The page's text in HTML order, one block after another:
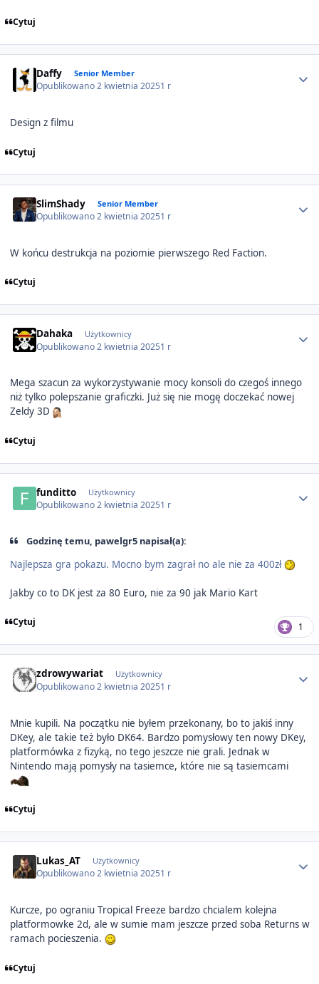
Cytuj
Daffy Senior Member
Opublikowano2 kwietnia 20251 r
Design z filmu
Cytuj
SlimShady Senior Member
Opublikowano2 kwietnia 20251 r
W końcu destrukcja na poziomie pierwszego Red Faction.
Cytuj
Dahaka Użytkownicy
Opublikowano2 kwietnia 20251 r
Mega szacun za wykorzystywanie mocy konsoli do czegoś innego
niż tylko polepszanie graficzki. Już się nie mogę doczekać nowej
Zeldy 3D
Cytuj
funditto Użytkownicy
Opublikowano2 kwietnia 20251 r
Godzinę temu, pawelgr5 napisał(a):
Najlepsza gra pokazu. Mocno bym zagrał no ale nie za 400zł
Jakby co to DK jest za 80 Euro, nie za 90 jak Mario Kart
Cytuj 1
zdrowywariat Użytkownicy
Opublikowano2 kwietnia 20251 r
Mnie kupili. Na początku nie byłem przekonany, bo to jakiś inny
DKey, ale takie też było DK64. Bardzo pomysłowy ten nowy DKey,
platformówka z fizyką, no tego jeszcze nie grali. Jednak w
Nintendo mają pomysły na tasiemce, które nie są tasiemcami
Cytuj
Lukas_AT Użytkownicy
Opublikowano2 kwietnia 20251 r
Kurcze, po ograniu Tropical Freeze bardzo chcialem kolejna
platformowke 2d, ale w sumie mam jeszcze przed soba Returns w
ramach pocieszenia.
Cytuj